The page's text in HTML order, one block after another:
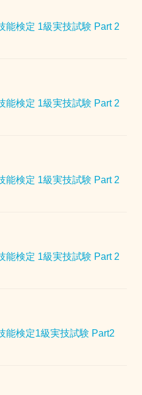
能検定 1級実技試験 Part 2
能検定 1級実技試験 Part 2
能検定 1級実技試験 Part 2
能検定 1級実技試験 Part 2
能検定1級実技試験 Part2